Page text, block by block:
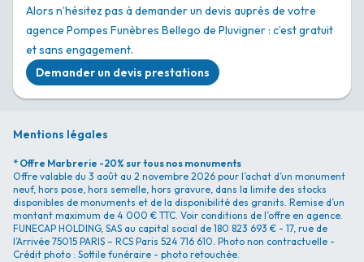
Alors n’hésitez pas à demander un devis auprès de votre
agence Pompes Funèbres Bellego de Pluvigner : c’est gratuit
et sans engagement.
Demander un devis prestations
Mentions légales
* Offre Marbrerie -20% sur tous nos monuments
Offre valable du 3 août au 2 novembre 2026 pour l’achat d’un monument
neuf, hors pose, hors semelle, hors gravure, dans la limite des stocks
disponibles de monuments et de la disponibilité des granits. Remise d’un
montant maximum de 4 000 € TTC. Voir conditions de l’offre en agence.
FUNECAP HOLDING, SAS au capital social de 180 823 693 € - 17, rue de
l’Arrivée 75015 PARIS – RCS Paris 524 716 610. Photo non contractuelle -
Crédit photo : Sottile funéraire - photo retouchée.